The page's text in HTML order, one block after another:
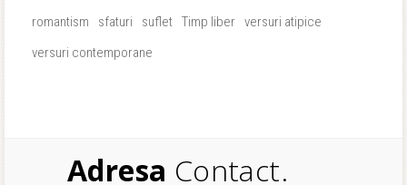
romantism
sfaturi suflet Timp liber versuri atipice
versuri contemporane
Adresa Contact.